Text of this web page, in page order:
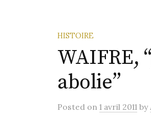
HISTOIRE
WAIFRE,
abolie”
Posted on 1 avril 2011 by